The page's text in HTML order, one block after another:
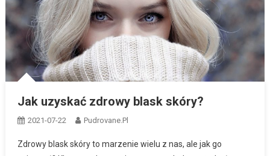
Jak uzyskać zdrowy blask skóry?
2021-07-22 Pudrovane.pl
Zdrowy blask skóry to marzenie wielu z nas, ale jak go